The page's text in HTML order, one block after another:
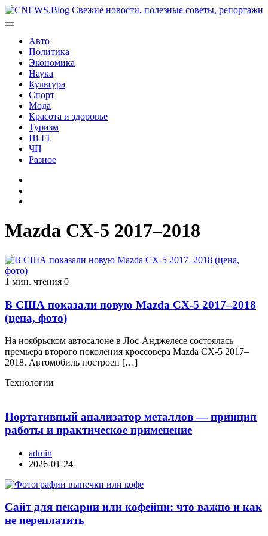
Перейти
к
Авто
Политика
Экономика
Наука
Культура
Спорт
Мода
Красота и здоровье
Туризм
Hi-FI
ЧП
Разное
Mazda CX-5 2017–2018
1 мин. чтения 0
В США показали новую Mazda CX-5 2017–2018
(цена, фото)
На ноябрьском автосалоне в Лос-Анджелесе состоялась
премьера второго поколения кроссовера Mazda CX-5 2017–
2018. Автомобиль построен […]
Технологии
Портативный анализатор металлов — принцип
работы и практическое применение
admin
2026-01-24
Сайт для пекарни или кофейни: что важно и как
не переплатить